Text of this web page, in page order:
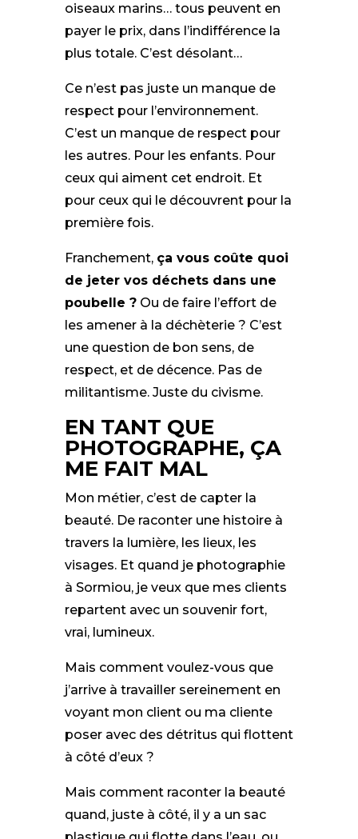
oiseaux marins… tous peuvent en
payer le prix, dans l’indifférence la
plus totale. C’est désolant…
Ce n’est pas juste un manque de
respect pour l’environnement.
C’est un manque de respect pour
les autres. Pour les enfants. Pour
ceux qui aiment cet endroit. Et
pour ceux qui le découvrent pour la
première fois.
Franchement, ça vous coûte quoi
de jeter vos déchets dans une
poubelle ?Ou de faire l’effort de
les amener à la déchèterie ? C’est
une question de bon sens, de
respect, et de décence. Pas de
militantisme. Juste du civisme.
EN TANT QUE
PHOTOGRAPHE, ÇA
ME FAIT MAL
Mon métier, c’est de capter la
beauté. De raconter une histoire à
travers la lumière, les lieux, les
visages. Et quand je photographie
à Sormiou, je veux que mes clients
repartent avec un souvenir fort,
vrai, lumineux.
Mais comment voulez-vous que
j’arrive à travailler sereinement en
voyant mon client ou ma cliente
poser avec des détritus qui flottent
à côté d’eux ?
Mais comment raconter la beauté
quand, juste à côté, il y a un sac